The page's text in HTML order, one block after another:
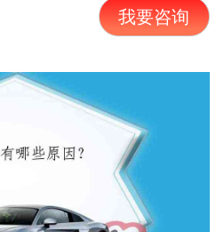
我要咨询